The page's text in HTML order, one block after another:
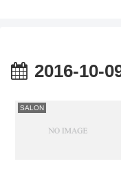
2016-10-
SALON